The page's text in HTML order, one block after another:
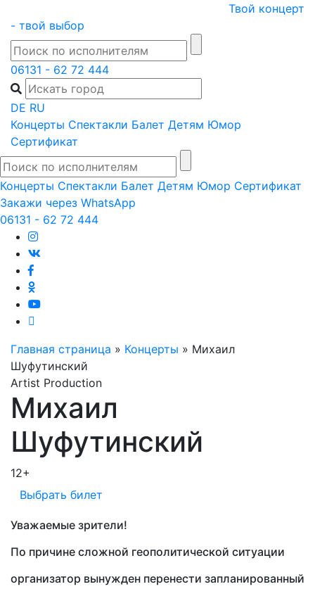
content
Твой концерт
- твой выбор
06131 - 62 72 444
DE RU
Концерты Спектакли Балет Детям Юмор
Сертификат
Концерты Спектакли Балет Детям Юмор Сертификат
Закажи через WhatsApp
06131 - 62 72 444
Главная страница » Концерты » Михаил
Шуфутинский
Artist Production
Михаил
Шуфутинский
12+
Выбрать билет
Уважаемые зрители!
По причине сложной геополитической ситуации
организатор вынужден перенести запланированный